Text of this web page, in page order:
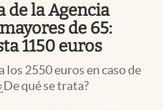
de la Agencia
de 65:
1150 euros
los 2550 euros en caso de
qué se trata?